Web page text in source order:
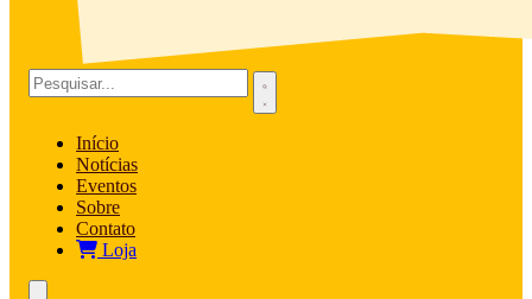
Início
Notícias
Eventos
Sobre
Contato
Loja